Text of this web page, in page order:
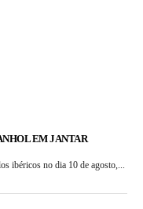
EM JANTAR
ibéricos no dia 10 de agosto,...